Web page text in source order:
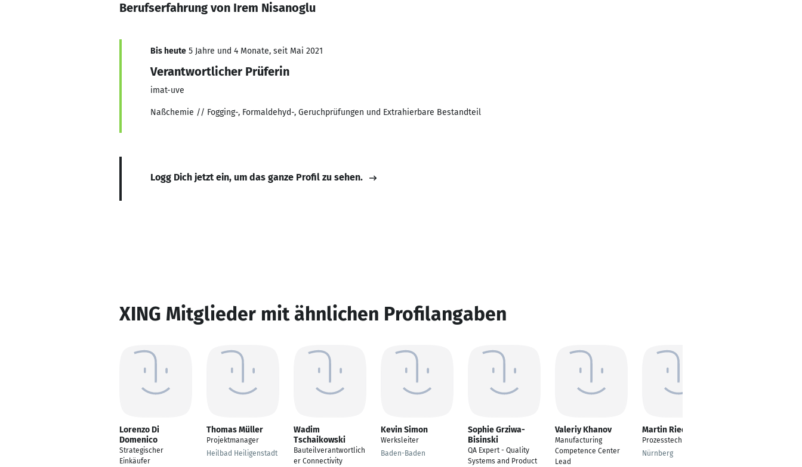
Berufserfahrung von Irem Nisanoglu
Bis heute 5 Jahre und 4 Monate, seit Mai 2021
Verantwortlicher Prüferin
imat-uve
Naßchemie // Fogging-, Formaldehyd-, Geruchprüfungen und Extrahierbare Bestandteil
Logg Dich jetzt ein, um das ganze Profil zu sehen.
XING Mitglieder mit ähnlichen Profilangaben
Lorenzo Di
Domenico
Strategischer
Einkäufer
Thomas Müller
Projektmanager
Heilbad Heiligenstadt
Wadim
Tschaikowski
Bauteilverantwortlich
er Connectivity
Kevin Simon
Werksleiter
Baden-Baden
Sophie Grziwa-
Bisinski
QA Expert - Quality
Systems and Product
Valeriy Khanov
Manufacturing
Competence Center
Lead
Martin Riedl
Prozesstechnologe
Nürnberg